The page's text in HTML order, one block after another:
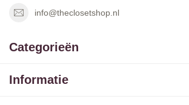
info@theclosetshop.nl
Categorieën
Informatie